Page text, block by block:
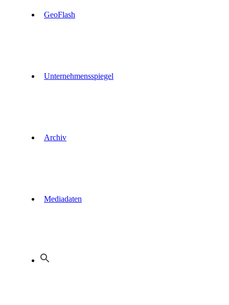
GeoFlash
Unternehmensspiegel
Archiv
Mediadaten